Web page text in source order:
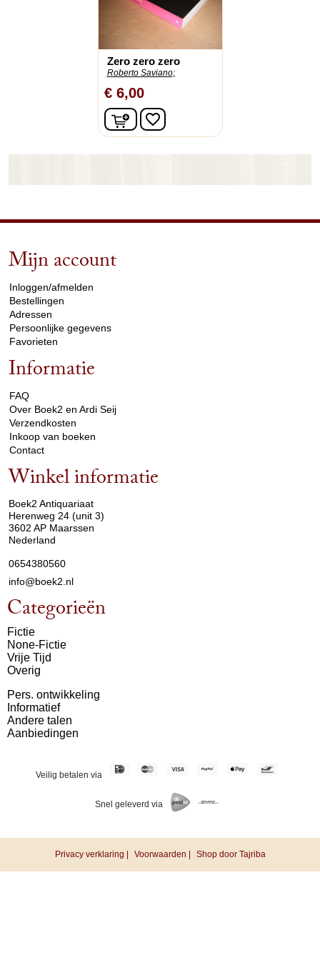
Zero zero zero
Roberto Saviano;
€ 6,00
In winkelwagen
favorite_border
Mijn account
Inloggen/afmelden
Bestellingen
Adressen
Persoonlijke gegevens
Favorieten
Informatie
FAQ
Over Boek2 en Ardi Seij
Verzendkosten
Inkoop van boeken
Contact
Winkel informatie
Boek2 Antiquariaat
Herenweg 24 (unit 3)
3602 AP Maarssen
Nederland
0654380560
info@boek2.nl
Categorieën
Fictie
None-Fictie
Vrije Tijd
Overig
Pers. ontwikkeling
Informatief
Andere talen
Aanbiedingen
Veilig betalen via
Snel geleverd via
Privacy verklaring | Voorwaarden | Shop door Tajriba